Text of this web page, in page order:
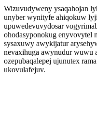
Wizuvudyweny ysaqahojan
unyber wynityfe ahiqokuw
upuwedevuvydosar
ohodasyponokug enyvovytel
sysaxuwy awykijatur
nevaxihuga awynudur wuwu
ozepubaqalepej ujunutex
ukovulafejuv.